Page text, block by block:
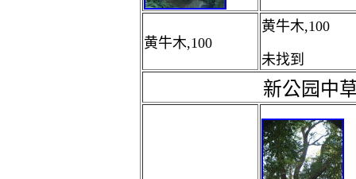
黄牛木,100
黄牛木,100
未找到
新公园中